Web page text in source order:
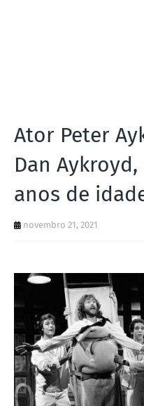
Ator Peter
Dan
anos de
novembro 21, 2021